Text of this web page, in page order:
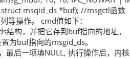
msqid_ds *buf); //msgctl函数
等操作。 cmd值如下：
结构，并把它存到buf指向的地址。
为buf指向的msgid_ds。
最后一项填NULL, 执行操作后，内核